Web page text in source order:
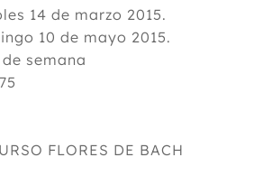
14 de marzo 2015.
10 de mayo 2015.
semana
DE BACH